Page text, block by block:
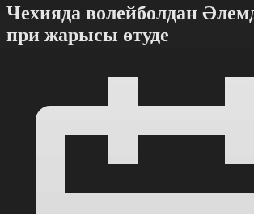
Чехияда волейболдан
при жарысы өтуде